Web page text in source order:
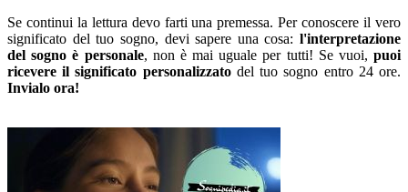
Se continui la lettura devo farti una premessa. Per conoscere il vero
significato del tuo sogno, devi sapere una cosa: l'interpretazione
del sogno è personale, non è mai uguale per tutti! Se vuoi, puoi
ricevere il significato personalizzatodel tuo sogno entro 24 ore.
Invialo ora!